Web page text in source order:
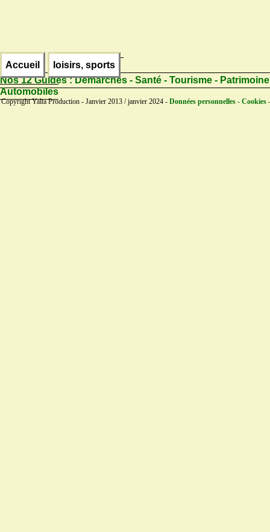
Accueil
loisirs, sports
Nos 12 Guides :Démarches - Santé - Tourisme -
Automobiles
Copyright Yalta Production - Janvier 2013 / janvier 2024 - Données personnelles - Cookies